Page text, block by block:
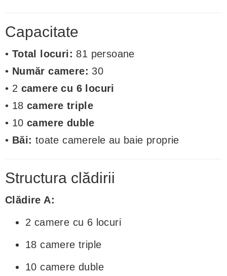
Capacitate
• Total locuri: 81 persoane
• Număr camere: 30
• 2 camere cu 6 locuri
• 18 camere triple
• 10 camere duble
• Băi: toate camerele au baie proprie
Structura clădirii
Clădire A:
2 camere cu 6 locuri
18 camere triple
10 camere duble